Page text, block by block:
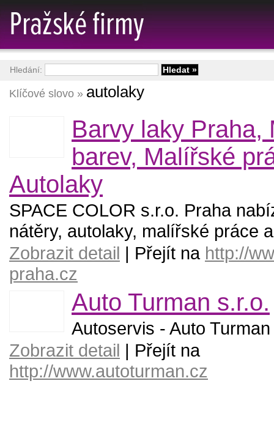
Klíčové slovo » autolaky
Barvy laky Praha,
barev, Malířské
Autolaky
SPACE COLOR s.r.o. Praha
nátěry, autolaky, malířské práce
Zobrazit detail | Přejít na http://
praha.cz
Auto Turman s.r.o.
Autoservis - Auto
Zobrazit detail | Přejít na
http://www.autoturman.cz
Hledání: